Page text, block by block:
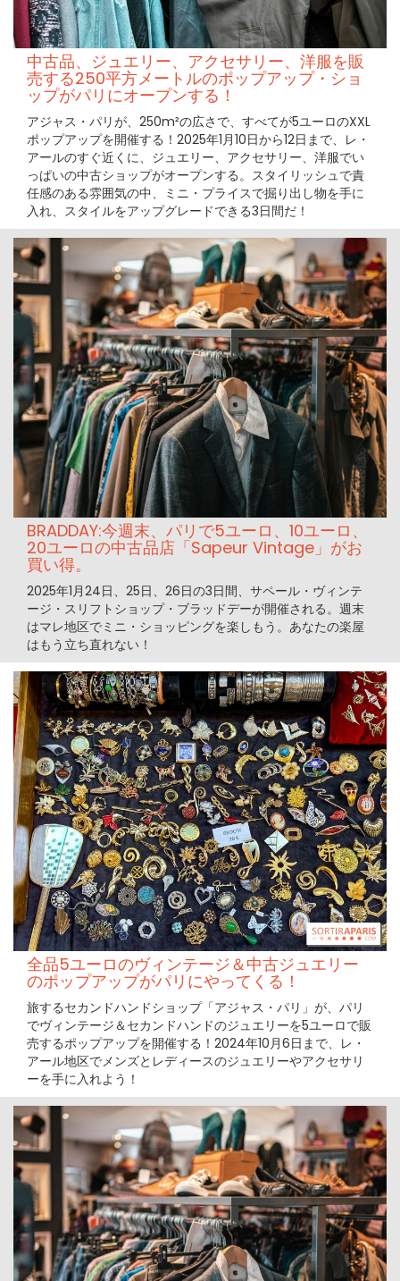
中古品、ジュエリー、アクセサリー、洋服を販
売する250平方メートルのポップアップ・ショ
ップがパリにオープンする！
アジャス・パリが、250m²の広さで、すべてが5ユーロのXXL
ポップアップを開催する！2025年1月10日から12日まで、レ・
アールのすぐ近くに、ジュエリー、アクセサリー、洋服でい
っぱいの中古ショップがオープンする。スタイリッシュで責
任感のある雰囲気の中、ミニ・プライスで掘り出し物を手に
入れ、スタイルをアップグレードできる3日間だ！
BRADDAY:今週末、パリで5ユーロ、10ユーロ、
20ユーロの中古品店「Sapeur Vintage」がお
買い得。
2025年1月24日、25日、26日の3日間、サペール・ヴィンテ
ージ・スリフトショップ・ブラッドデーが開催される。週末
はマレ地区でミニ・ショッピングを楽しもう。あなたの楽屋
はもう立ち直れない！
全品5ユーロのヴィンテージ＆中古ジュエリー
のポップアップがパリにやってくる！
旅するセカンドハンドショップ「アジャス・パリ」が、パリ
でヴィンテージ＆セカンドハンドのジュエリーを5ユーロで販
売するポップアップを開催する！2024年10月6日まで、レ・
アール地区でメンズとレディースのジュエリーやアクセサリ
ーを手に入れよう！